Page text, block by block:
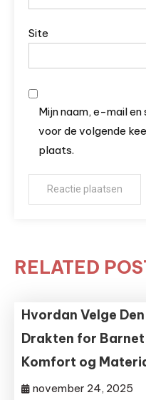
Site
Mijn naam, e-mail
voor de volgende
plaats.
RELATED
Hvordan Velge
Drakten for
Komfort og
november 24, 2025